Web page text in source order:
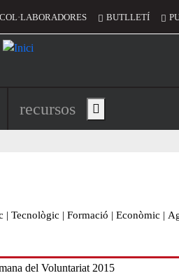
BUTLLETÍ
principal de
recursos Show main menu
| Tecnològic | Formació | Econòmic |